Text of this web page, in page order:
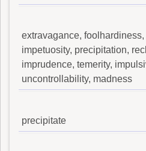
extravagance,
impetuosity, precipitation,
imprudence, temerity,
uncontrollability, madness
precipitate